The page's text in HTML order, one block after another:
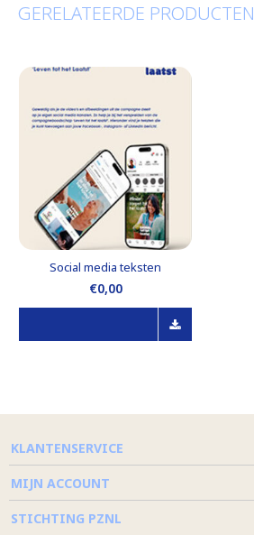
GERELATEERDE PRODUCTEN
Social media teksten
€0,00
KLANTENSERVICE
MIJN ACCOUNT
STICHTING PZNL